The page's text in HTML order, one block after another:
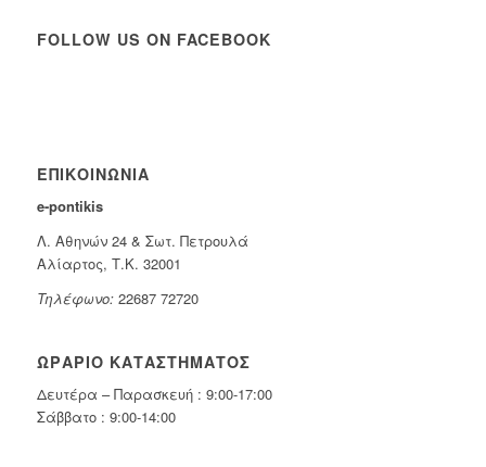
FOLLOW US ON FACEBOOK
ΕΠΙΚΟΙΝΩΝΊΑ
e-pontikis
Λ. Αθηνών 24 & Σωτ. Πετρουλά
Αλίαρτος, Τ.Κ. 32001
Τηλέφωνο:22687 72720
ΩΡΆΡΙΟ ΚΑΤΑΣΤΉΜΑΤΟΣ
Δευτέρα – Παρασκευή : 9:00-17:00
Σάββατο : 9:00-14:00